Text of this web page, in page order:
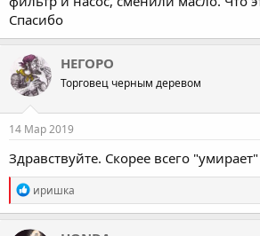
Спасибо
НЕГОРО
Торговец черным деревом
14 Мар 2019
Здравствуйте. Скорее всего
R
e
a
c
иришка